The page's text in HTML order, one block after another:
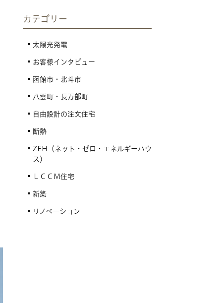
カテゴリー
太陽光発電
お客様インタビュー
函館市・北斗市
八雲町・長万部町
自由設計の注文住宅
断熱
ZEH（ネット・ゼロ・エネルギーハウ
ス）
ＬＣＣＭ住宅
新築
リノベーション